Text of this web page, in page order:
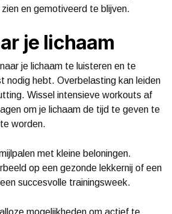
en gemotiveerd te blijven.
je lichaam
je lichaam te luisteren en te
nodig hebt. Overbelasting kan leiden
Wissel intensieve workouts af
om je lichaam de tijd te geven te
worden.
met kleine beloningen.
op een gezonde lekkernij of een
succesvolle trainingsweek.
mogelijkheden om actief te